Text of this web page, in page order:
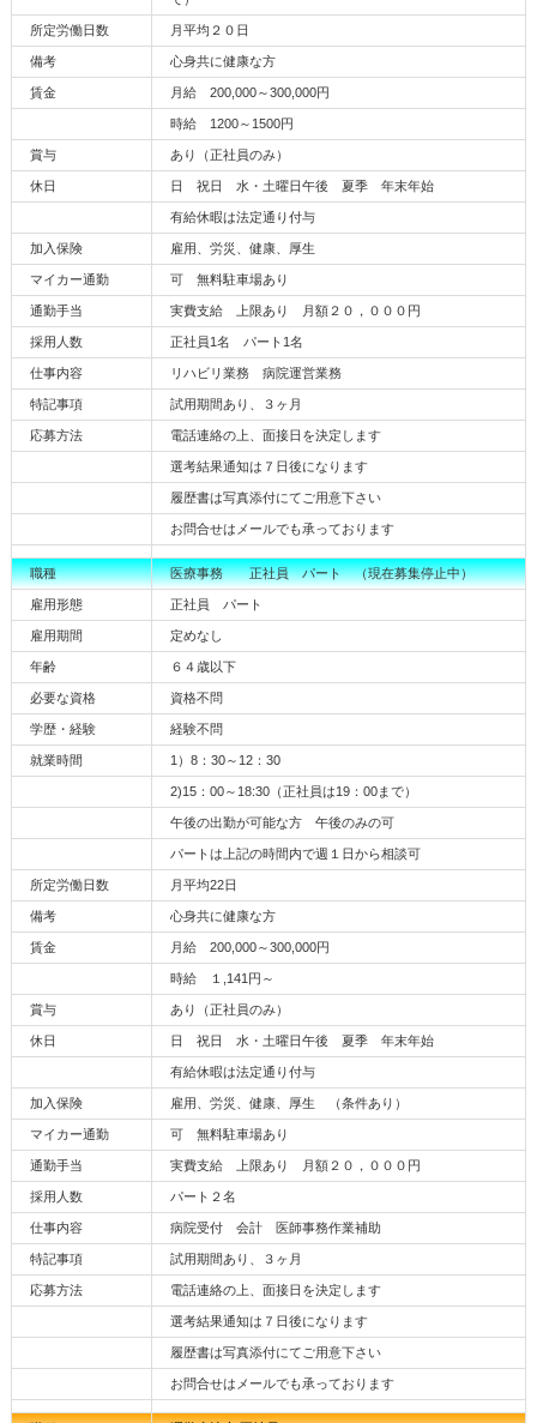
所定労働日数 月平均２０日
備考 心身共に健康な方
賃金 月給 200,000～300,000円
時給 1200～1500円
賞与 あり（正社員のみ）
休日 日 祝日 水・土曜日午後 夏季 年末年始
有給休暇は法定通り付与
加入保険 雇用、労災、健康、厚生
マイカー通勤 可 無料駐車場あり
通勤手当 実費支給 上限あり 月額２０，０００円
採用人数 正社員1名 パート1名
仕事内容 リハビリ業務 病院運営業務
特記事項 試用期間あり、３ヶ月
応募方法 電話連絡の上、面接日を決定します
選考結果通知は７日後になります
履歴書は写真添付にてご用意下さい
お問合せはメールでも承っております
職種 医療事務 正社員 パート （現在募集停止中）
雇用形態 正社員 パート
雇用期間 定めなし
年齢 ６４歳以下
必要な資格 資格不問
学歴・経験 経験不問
就業時間 1）8：30～12：30
2)15：00～18:30（正社員は19：00まで）
午後の出勤が可能な方 午後のみの可
パートは上記の時間内で週１日から相談可
所定労働日数 月平均22日
備考 心身共に健康な方
賃金 月給 200,000～300,000円
時給 １,141円～
賞与 あり（正社員のみ）
休日 日 祝日 水・土曜日午後 夏季 年末年始
有給休暇は法定通り付与
加入保険 雇用、労災、健康、厚生 （条件あり）
マイカー通勤 可 無料駐車場あり
通勤手当 実費支給 上限あり 月額２０，０００円
採用人数 パート２名
仕事内容 病院受付 会計 医師事務作業補助
特記事項 試用期間あり、３ヶ月
応募方法 電話連絡の上、面接日を決定します
選考結果通知は７日後になります
履歴書は写真添付にてご用意下さい
お問合せはメールでも承っております